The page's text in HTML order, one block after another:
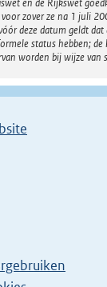
en de Rijkswet
zover ze na 1 juli
deze datum geldt dat
status hebben; de
worden bij wijze van